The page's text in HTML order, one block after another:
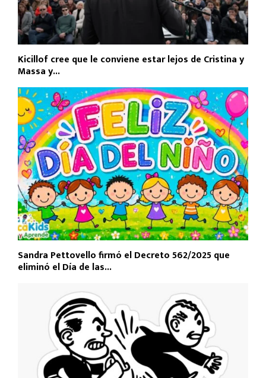
Kicillof cree que le conviene estar lejos de Cristina y
Massa y...
Sandra Pettovello firmó el Decreto 562/2025 que
eliminó el Día de las...